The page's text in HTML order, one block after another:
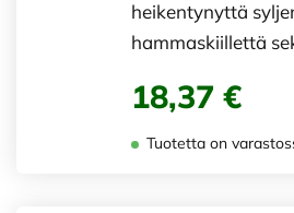
heikentynyttä
hammaskiillettä
18,37 €
Tuotetta on